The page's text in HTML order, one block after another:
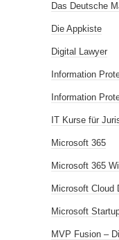
Das Deutsche
Die Appkiste
Digital Lawyer
Information
Information
IT Kurse für
Microsoft 365
Microsoft 365
Microsoft Cloud
Microsoft
MVP Fusion –